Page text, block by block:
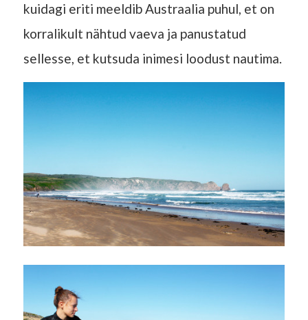
kuidagi eriti meeldib Austraalia puhul, et on
korralikult nähtud vaeva ja panustatud
sellesse, et kutsuda inimesi loodust nautima.